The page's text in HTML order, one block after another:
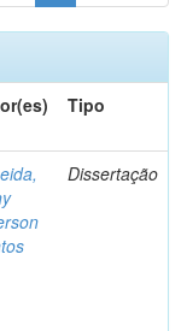
Tipo
Dissertação